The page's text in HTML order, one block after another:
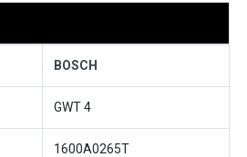
BOSCH
GWT 4
1600A0265T